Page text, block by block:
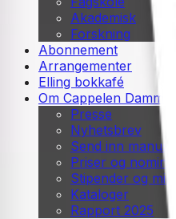
Akademisk
Forskning
Abonnement
Arrangementer
Elling bokkafé
Om Cappelen Damm
Presse
Nyhetsbrev
Send inn manus
Priser og
Stipender og
Kataloger
Rapport 2025